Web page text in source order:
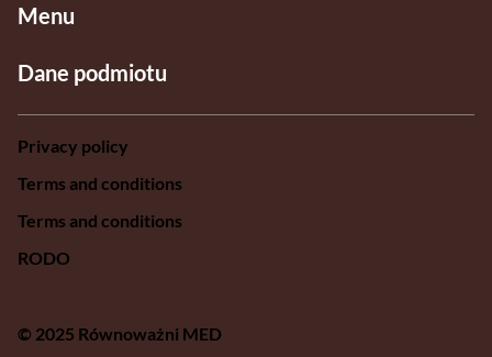
© 2025 Równoważni MED
Dane podmiotu
Menu
Privacy policy
Terms and conditions
Terms and conditions
RODO